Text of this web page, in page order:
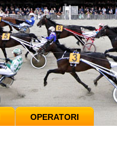
OPERATORI